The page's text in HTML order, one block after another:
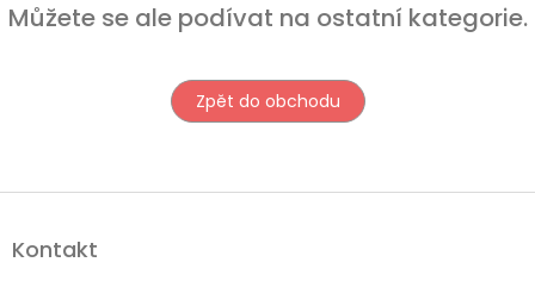
Můžete se ale podívat na ostatní kategorie.
Zpět do obchodu
pKontakt